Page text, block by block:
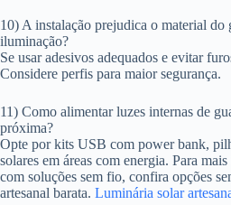
10) A instalação prejudica o material do
iluminação?
Se usar adesivos adequados e evitar
Considere perfis para maior segurança.
11) Como alimentar luzes internas de
próxima?
Opte por kits USB com power bank,
solares em áreas com energia. Para
com soluções sem fio, confira opções
artesanal barata. Luminária solar